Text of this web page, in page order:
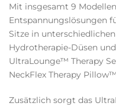
Mit insgesamt 9
Entspannungslösungen
Sitze in
Hydrotherapie-Düsen
UltraLounge™ Therapy
NeckFlex Therapy
Zusätzlich sorgt das